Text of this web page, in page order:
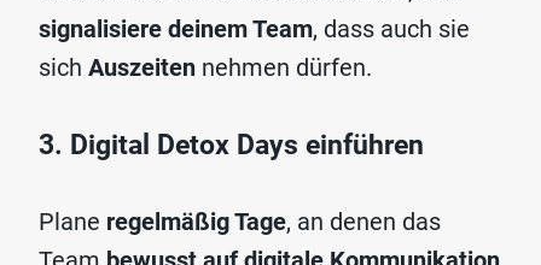
signalisiere deinem Team, dass auch sie
sich Auszeiten nehmen dürfen.
3. Digital Detox Days einführen
Plane regelmäßig Tage, an denen das